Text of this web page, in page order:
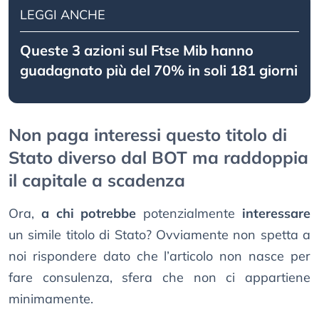
LEGGI ANCHE
Queste 3 azioni sul Ftse Mib hanno
guadagnato più del 70% in soli 181 giorni
Non paga interessi questo titolo di
Stato diverso dal BOT ma raddoppia
il capitale a scadenza
Ora, a chi potrebbe potenzialmente interessare
un simile titolo di Stato? Ovviamente non spetta a
noi rispondere dato che l’articolo non nasce per
fare consulenza, sfera che non ci appartiene
minimamente.